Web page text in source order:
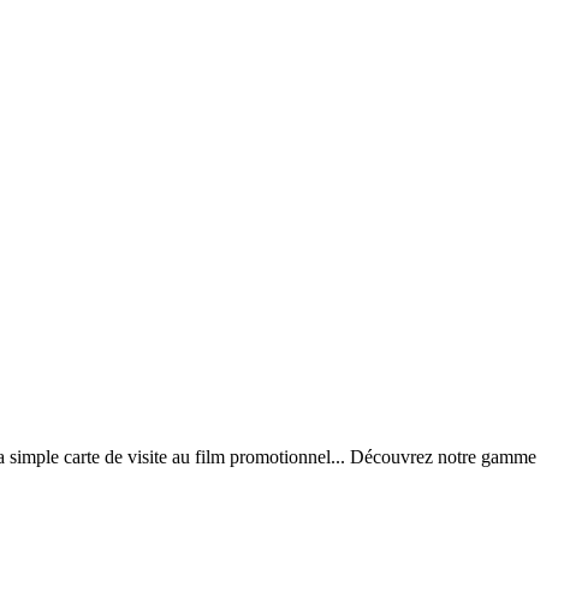
carte de visite au film promotionnel... Découvrez notre gamme